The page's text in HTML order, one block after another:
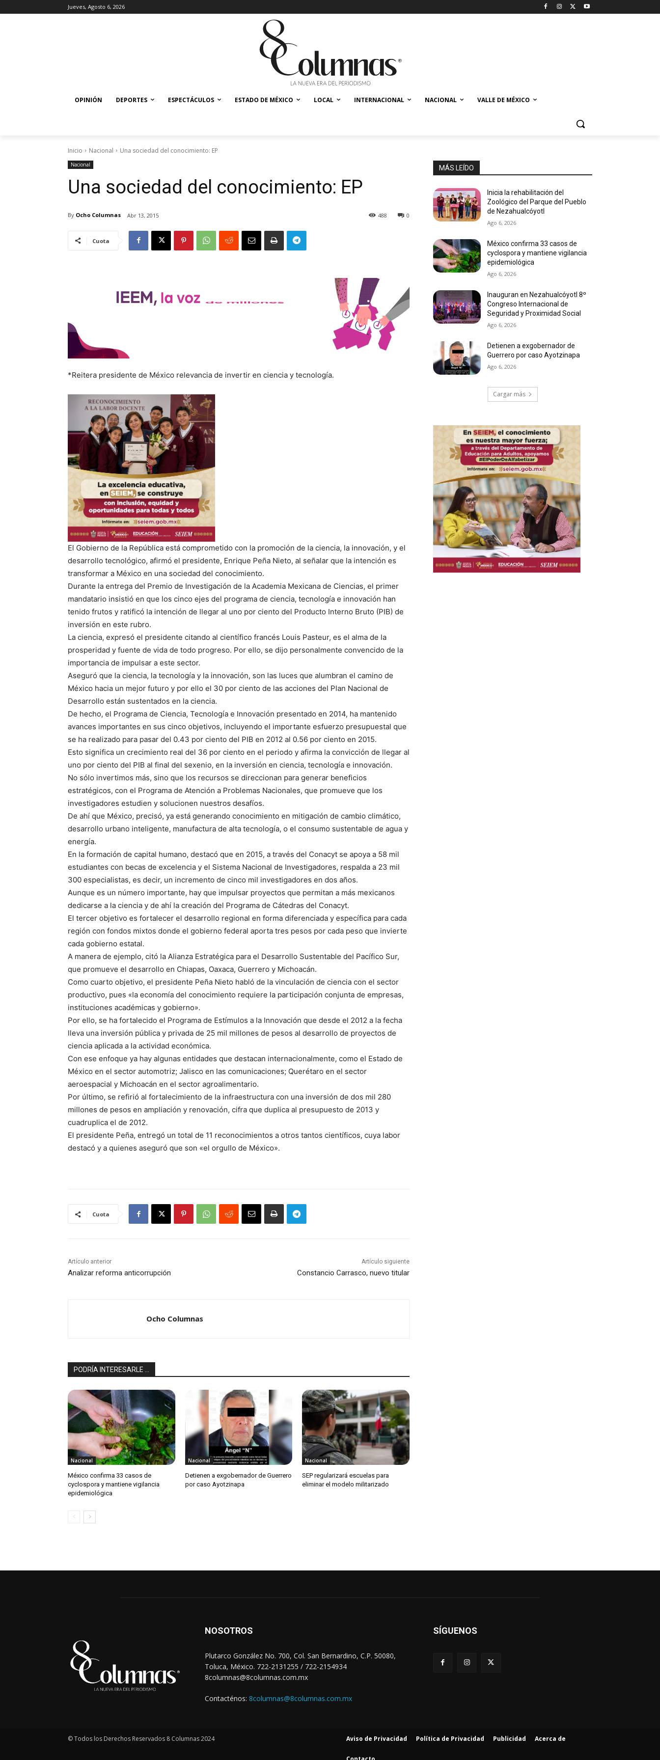
Jueves, Agosto 6, 2026
OPINIÓN DEPORTES ESPECTÁCULOS ESTADO DE MÉXICO LOCAL INTERNACIONAL NACIONAL VALLE DE MÉXICO
Inicio Nacional Una sociedad del conocimiento: EP
Nacional
Una sociedad del conocimiento: EP
By Ocho Columnas Abr 13, 2015 0
488
Cuota
*Reitera presidente de México relevancia de invertir en ciencia y tecnología.
El Gobierno de la República está comprometido con la promoción de la ciencia, la innovación, y el
desarrollo tecnológico, afirmó el presidente, Enrique Peña Nieto, al señalar que la intención es
transformar a México en una sociedad del conocimiento.
Durante la entrega del Premio de Investigación de la Academia Mexicana de Ciencias, el primer
mandatario insistió en que los cinco ejes del programa de ciencia, tecnología e innovación han
tenido frutos y ratificó la intención de llegar al uno por ciento del Producto Interno Bruto (PIB) de
inversión en este rubro.
La ciencia, expresó el presidente citando al científico francés Louis Pasteur, es el alma de la
prosperidad y fuente de vida de todo progreso. Por ello, se dijo personalmente convencido de la
importancia de impulsar a este sector.
Aseguró que la ciencia, la tecnología y la innovación, son las luces que alumbran el camino de
México hacia un mejor futuro y por ello el 30 por ciento de las acciones del Plan Nacional de
Desarrollo están sustentados en la ciencia.
De hecho, el Programa de Ciencia, Tecnología e Innovación presentado en 2014, ha mantenido
avances importantes en sus cinco objetivos, incluyendo el importante esfuerzo presupuestal que
se ha realizado para pasar del 0.43 por ciento del PIB en 2012 al 0.56 por ciento en 2015.
Esto significa un crecimiento real del 36 por ciento en el periodo y afirma la convicción de llegar al
uno por ciento del PIB al final del sexenio, en la inversión en ciencia, tecnología e innovación.
No sólo invertimos más, sino que los recursos se direccionan para generar beneficios
estratégicos, con el Programa de Atención a Problemas Nacionales, que promueve que los
investigadores estudien y solucionen nuestros desafíos.
De ahí que México, precisó, ya está generando conocimiento en mitigación de cambio climático,
desarrollo urbano inteligente, manufactura de alta tecnología, o el consumo sustentable de agua y
energía.
En la formación de capital humano, destacó que en 2015, a través del Conacyt se apoya a 58 mil
estudiantes con becas de excelencia y el Sistema Nacional de Investigadores, respalda a 23 mil
300 especialistas, es decir, un incremento de cinco mil investigadores en dos años.
Aunque es un número importante, hay que impulsar proyectos que permitan a más mexicanos
dedicarse a la ciencia y de ahí la creación del Programa de Cátedras del Conacyt.
El tercer objetivo es fortalecer el desarrollo regional en forma diferenciada y específica para cada
región con fondos mixtos donde el gobierno federal aporta tres pesos por cada peso que invierte
cada gobierno estatal.
A manera de ejemplo, citó la Alianza Estratégica para el Desarrollo Sustentable del Pacífico Sur,
que promueve el desarrollo en Chiapas, Oaxaca, Guerrero y Michoacán.
Como cuarto objetivo, el presidente Peña Nieto habló de la vinculación de ciencia con el sector
productivo, pues «la economía del conocimiento requiere la participación conjunta de empresas,
instituciones académicas y gobierno».
Por ello, se ha fortalecido el Programa de Estímulos a la Innovación que desde el 2012 a la fecha
lleva una inversión pública y privada de 25 mil millones de pesos al desarrollo de proyectos de
ciencia aplicada a la actividad económica.
Con ese enfoque ya hay algunas entidades que destacan internacionalmente, como el Estado de
México en el sector automotriz; Jalisco en las comunicaciones; Querétaro en el sector
aeroespacial y Michoacán en el sector agroalimentario.
Por último, se refirió al fortalecimiento de la infraestructura con una inversión de dos mil 280
millones de pesos en ampliación y renovación, cifra que duplica al presupuesto de 2013 y
cuadruplica el de 2012.
El presidente Peña, entregó un total de 11 reconocimientos a otros tantos científicos, cuya labor
destacó y a quienes aseguró que son «el orgullo de México».
Cuota
Artículo anterior
Analizar reforma anticorrupción
Artículo siguiente
Constancio Carrasco, nuevo titular
Ocho Columnas
PODRÍA INTERESARLE ...
Nacional
México confirma 33 casos de
cyclospora y mantiene vigilancia
epidemiológica
Nacional
Detienen a exgobernador de Guerrero
por caso Ayotzinapa
Nacional
SEP regularizará escuelas para
eliminar el modelo militarizado
MÁS LEÍDO
Inicia la rehabilitación del
Zoológico del Parque del Pueblo
de Nezahualcóyotl
Ago 6, 2026
México confirma 33 casos de
cyclospora y mantiene vigilancia
epidemiológica
Ago 6, 2026
Inauguran en Nezahualcóyotl 8º
Congreso Internacional de
Seguridad y Proximidad Social
Ago 6, 2026
Detienen a exgobernador de
Guerrero por caso Ayotzinapa
Ago 6, 2026
Cargar más
NOSOTROS
Plutarco González No. 700, Col. San Bernardino, C.P. 50080,
Toluca, México. 722-2131255 / 722-2154934
8columnas@8columnas.com.mx
Contacténos: 8columnas@8columnas.com.mx
SÍGUENOS
© Todos los Derechos Reservados 8 Columnas 2024 Aviso de Privacidad Política de Privacidad Publicidad Acerca de